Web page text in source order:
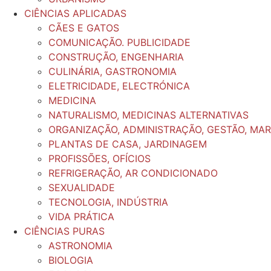
CIÊNCIAS APLICADAS
CÃES E GATOS
COMUNICAÇÃO. PUBLICIDADE
CONSTRUÇÃO, ENGENHARIA
CULINÁRIA, GASTRONOMIA
ELETRICIDADE, ELECTRÓNICA
MEDICINA
NATURALISMO, MEDICINAS ALTERNATIVAS
ORGANIZAÇÃO, ADMINISTRAÇÃO, GESTÃO,
PLANTAS DE CASA, JARDINAGEM
PROFISSÕES, OFÍCIOS
REFRIGERAÇÃO, AR CONDICIONADO
SEXUALIDADE
TECNOLOGIA, INDÚSTRIA
VIDA PRÁTICA
CIÊNCIAS PURAS
ASTRONOMIA
BIOLOGIA